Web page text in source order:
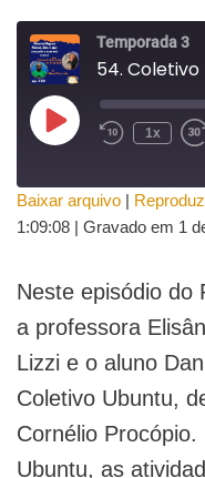
Temporada 3
1x
COMPAR
TILHAR
INCORPO
RAR
Baixar arquivo |
1:09:08 | Gravado em 1
Neste episódio do
a professora
Lizzi e o aluno
Coletivo Ubuntu,
Cornélio
Ubuntu, as